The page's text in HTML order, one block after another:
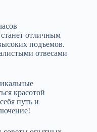
отличным
подъемов.
отвесами
красотой
путь и